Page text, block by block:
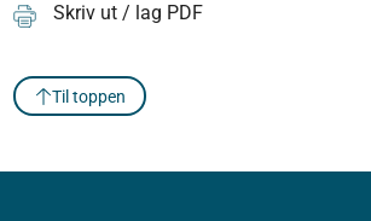
Skriv ut / lag PDF
Til toppen